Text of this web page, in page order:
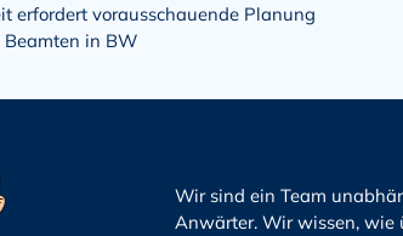
erfordert vorausschauende Planung
in BW
Wir sind ein Team
Anwärter. Wir wissen, wie